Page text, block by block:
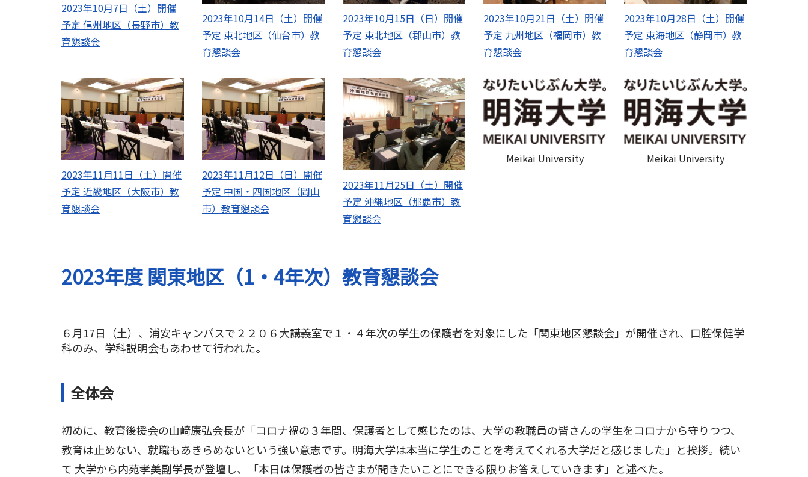
2023年10月7日（土）開催
予定 信州地区（長野市）教
育懇談会
2023年10月14日（土）開催
予定 東北地区（仙台市）教
育懇談会
2023年10月15日（日）開催
予定 東北地区（郡山市）教
育懇談会
2023年10月21日（土）開催
予定 九州地区（福岡市）教
育懇談会
2023年10月28日（土）開催
予定 東海地区（静岡市）教
育懇談会
2023年11月11日（土）開催
予定 近畿地区（大阪市）教
育懇談会
2023年11月12日（日）開催
予定 中国・四国地区（岡山
市）教育懇談会
2023年11月25日（土）開催
予定 沖縄地区（那覇市）教
育懇談会
Meikai University Meikai University
2023年度 関東地区（1・4年次）教育懇談会
６月17日（土）、浦安キャンパスで２２０６大講義室で１・４年次の学生の保護者を対象にした「関東地区懇談会」が開催され、口腔保健学
科のみ、学科説明会もあわせて行われた。
全体会
初めに、教育後援会の山﨑康弘会長が「コロナ禍の３年間、保護者として感じたのは、大学の教職員の皆さんの学生をコロナから守りつつ、
教育は止めない、就職もあきらめないという強い意志です。明海大学は本当に学生のことを考えてくれる大学だと感じました」と挨拶。続い
て 大学から内苑孝美副学長が登壇し、「本日は保護者の皆さまが聞きたいことにできる限りお答えしていきます」と述べた。